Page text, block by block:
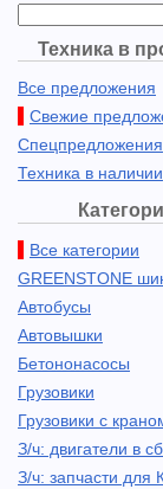
Техника в
Все предложения
Свежие
Спецпредложения
Техника в наличии
Все категории
GREENSTONE
Автобусы
Автовышки
Бетононасосы
Грузовики
Грузовики с
З/ч: двигатели в
З/ч: запчасти для